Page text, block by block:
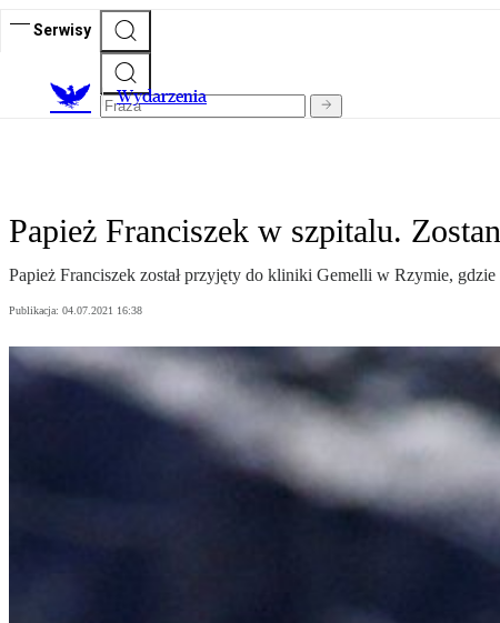
Serwisy
Wydarzenia
Papież Franciszek w szpitalu.
Papież Franciszek został przyjęty do kliniki Gemelli w Rzymie,
Publikacja: 04.07.2021 16:38